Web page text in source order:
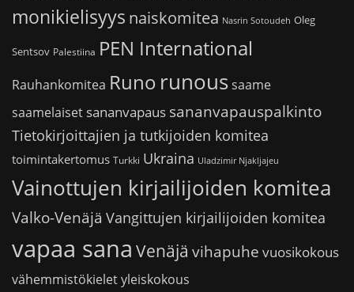
monikielisyys naiskomitea Nasrin Sotoudeh Oleg
Sentsov Palestiina PEN International
Rauhankomitea Runo runoussaame
saamelaiset sananvapaus sananvapauspalkinto
Tietokirjoittajien ja tutkijoiden komitea
toimintakertomus Turkki Ukraina Uladzimir Njakljajeu
Vainottujen kirjailijoiden komitea
Valko-Venäjä Vangittujen kirjailijoiden komitea
vapaa sana Venäjä vihapuhe vuosikokous
vähemmistökieletyleiskokous